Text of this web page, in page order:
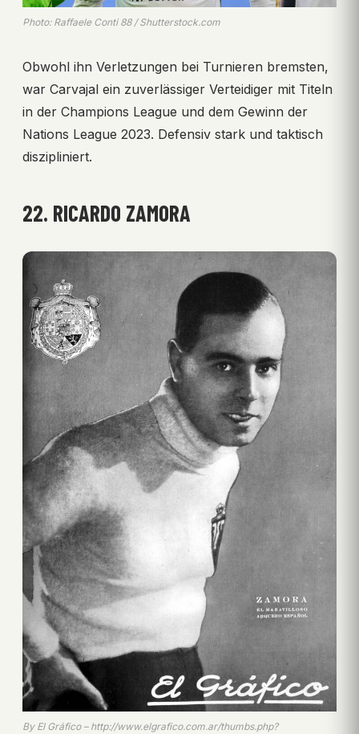
Photo: Raffaele Conti 88 / Shutterstock.com
Obwohl ihn Verletzungen bei Turnieren bremsten,
war Carvajal ein zuverlässiger Verteidiger mit Titeln
in der Champions League und dem Gewinn der
Nations League 2023. Defensiv stark und taktisch
diszipliniert.
22. RICARDO ZAMORA
By El Gráfico – http://www.elgrafico.com.ar/thumbs.php?